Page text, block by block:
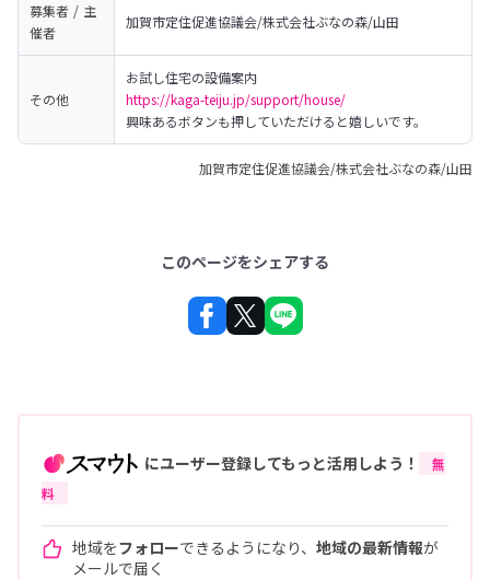
募集者 / 主
催者
加賀市定住促進協議会/株式会社ぶなの森/山田
その他
https://kaga-teiju.jp/support/house/
興味あるボタンも押していただけると嬉しいです。
加賀市定住促進協議会/株式会社ぶなの森/山田
このページをシェアする
にユーザー登録してもっと活用しよう！
無
料
地域をフォローできるようになり、 地域の最新情報が
メールで届く